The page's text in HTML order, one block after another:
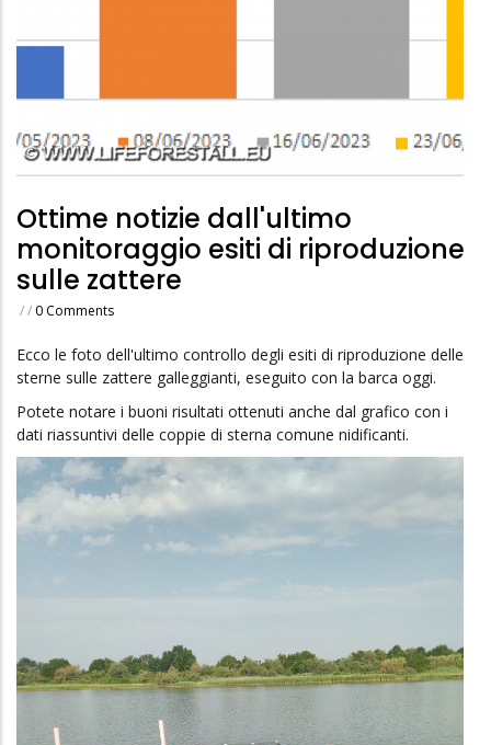
Ottime notizie dall'ultimo
monitoraggio esiti di riproduzione
sulle zattere
// 0 Comments
Ecco le foto dell'ultimo controllo degli esiti di riproduzione delle
sterne sulle zattere galleggianti, eseguito con la barca oggi.
Potete notare i buoni risultati ottenuti anche dal grafico con i
dati riassuntivi delle coppie di sterna comune nidificanti.